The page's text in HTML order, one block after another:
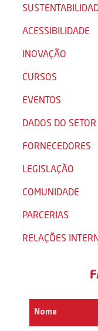
ACESSIBILIDADE
INOVAÇÃO
CURSOS
EVENTOS
DADOS DO SETOR
FORNECEDORES
LEGISLAÇÃO
COMUNIDADE
PARCERIAS
RELAÇÕES